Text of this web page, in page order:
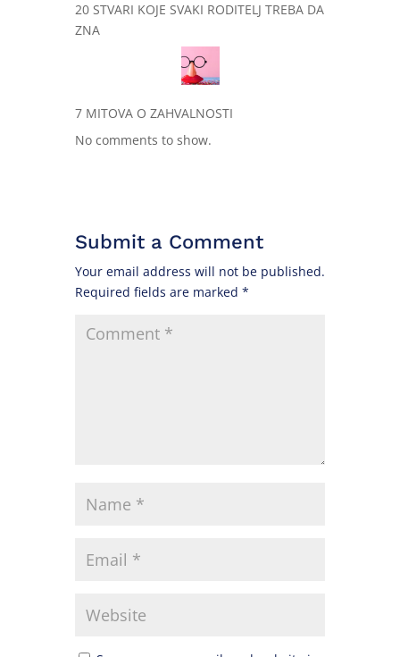
20 STVARI KOJE SVAKI RODITELJ TREBA DA
ZNA
7 MITOVA O ZAHVALNOSTI
No comments to show.
Submit a Comment
Your email address will not be published.
Required fields are marked *